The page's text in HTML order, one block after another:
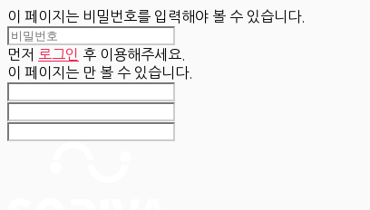
이 페이지는 비밀번호를 입력해야 볼 수 있습니다.
먼저 로그인 후 이용해주세요.
이 페이지는 만 볼 수 있습니다.